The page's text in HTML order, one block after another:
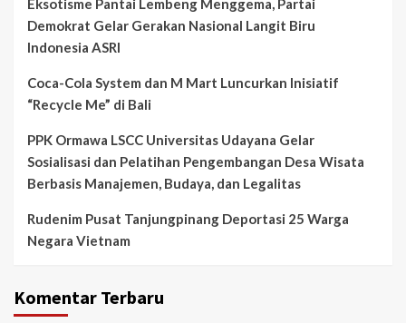
Eksotisme Pantai Lembeng Menggema, Partai
Demokrat Gelar Gerakan Nasional Langit Biru
Indonesia ASRI
Coca-Cola System dan M Mart Luncurkan Inisiatif
“Recycle Me” di Bali
PPK Ormawa LSCC Universitas Udayana Gelar
Sosialisasi dan Pelatihan Pengembangan Desa Wisata
Berbasis Manajemen, Budaya, dan Legalitas
Rudenim Pusat Tanjungpinang Deportasi 25 Warga
Negara Vietnam
Komentar Terbaru